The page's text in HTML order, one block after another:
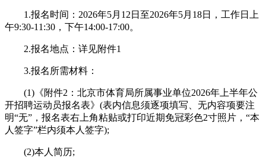
1.报名时间：2026年5月12日至2026年5月18日，工作日上
午9:30-11:30，下午14:00-17:00。
2.报名地点：详见附件1
3.报名所需材料：
(1)《附件2：北京市体育局所属事业单位2026年上半年公
开招聘运动员报名表》(表内信息须逐项填写、无内容项要注
明“无”，报名表右上角粘贴或打印近期免冠彩色2寸照片，“本
人签字”栏内须本人签字);
(2)本人简历;